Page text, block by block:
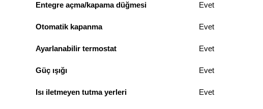
Entegre açma/kapama düğmesi Evet
Otomatik kapanma Evet
Ayarlanabilir termostat Evet
Güç ışığı Evet
Isı iletmeyen tutma yerleri Evet